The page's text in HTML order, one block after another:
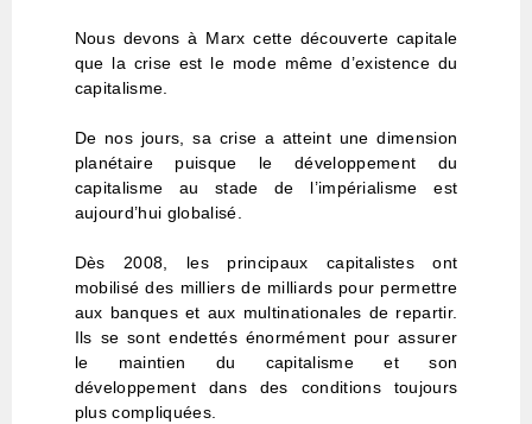
Nous devons à Marx cette découverte capitale
que la crise est le mode même d’existence du
capitalisme.
De nos jours, sa crise a atteint une dimension
planétaire puisque le développement du
capitalisme au stade de l’impérialisme est
aujourd’hui globalisé.
Dès 2008, les principaux capitalistes ont
mobilisé des milliers de milliards pour permettre
aux banques et aux multinationales de repartir.
Ils se sont endettés énormément pour assurer
le maintien du capitalisme et son
développement dans des conditions toujours
plus compliquées.